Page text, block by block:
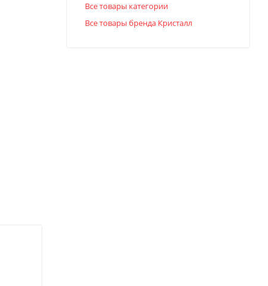
Все товары категории
Все товары бренда Кристалл